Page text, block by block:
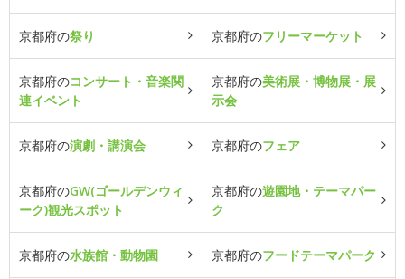
京都府の祭り 京都府のフリーマーケット
京都府のコンサート・音楽関
連イベント
京都府の美術展・博物展・展
示会
京都府の演劇・講演会 京都府のフェア
京都府のGW(ゴールデンウィ
ーク)観光スポット
京都府の遊園地・テーマパー
ク
京都府の水族館・動物園 京都府のフードテーマパーク